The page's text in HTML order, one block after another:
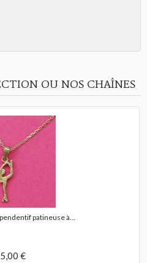
OU NOS CHAÎNES
patineuse à...
€